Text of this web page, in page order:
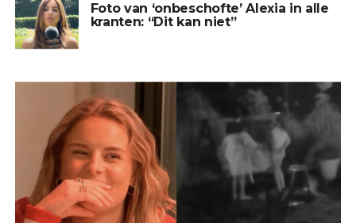
Foto van ‘onbeschofte’ Alexia in alle
kranten: “Dit kan niet”